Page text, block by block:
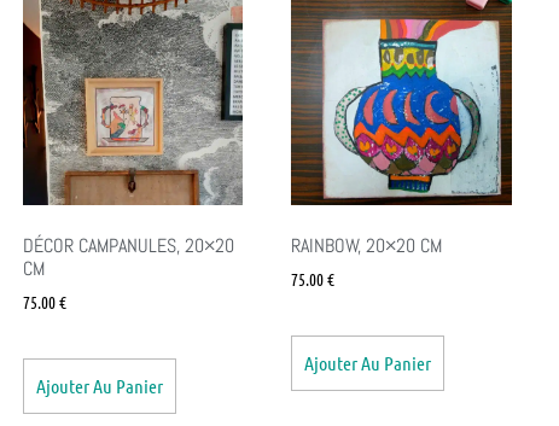
DÉCOR CAMPANULES, 20×20
CM
75.00€
Ajouter Au Panier
RAINBOW, 20×20 CM
75.00€
Ajouter Au Panier